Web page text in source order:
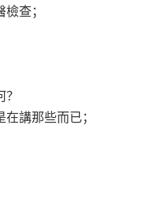
查；
講那些而已；